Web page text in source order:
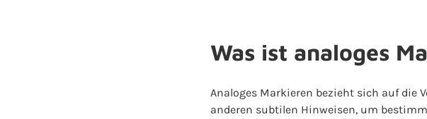
Was ist analoges
Analoges Markieren bezieht sich auf die
anderen subtilen Hinweisen, um